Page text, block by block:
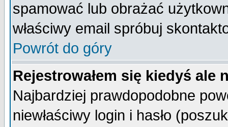
spamować lub obrażać
właściwy email spróbuj
Powrót do góry
Rejestrowałem się kiedyś ale
Najbardziej prawdopodobne
niewłaściwy login i hasło